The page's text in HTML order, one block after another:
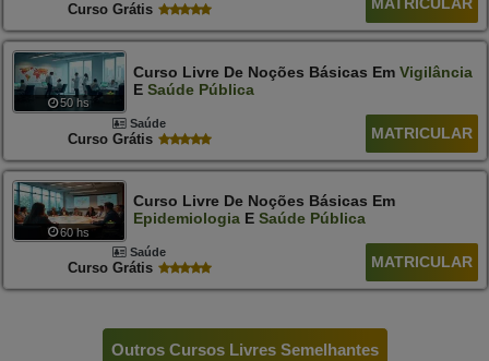
Curso Grátis MATRICULAR
50 hs
Curso Livre De Noções Básicas Em Vigilância
E Saúde Pública
Saúde
Curso Grátis MATRICULAR
60 hs
Curso Livre De Noções Básicas Em
EpidemiologiaE Saúde Pública
Saúde
Curso Grátis MATRICULAR
Outros Cursos Livres Semelhantes